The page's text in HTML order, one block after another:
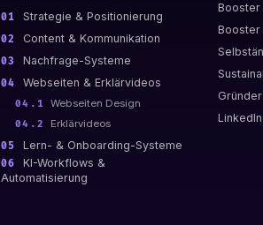
01 Strategie & Positionierung
02 Content & Kommunikation
03 Nachfrage-Systeme
04 Webseiten & Erklärvideos
04.1 Webseiten Design
04.2 Erklärvideos
05 Lern- & Onboarding-Systeme
06
KI-Workflows &
Automatisierung
Booster
Booster